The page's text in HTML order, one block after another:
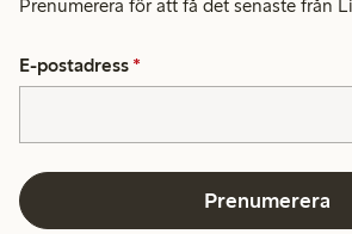
Prenumerera för att få det senaste från
E-postadress *
Prenumerera